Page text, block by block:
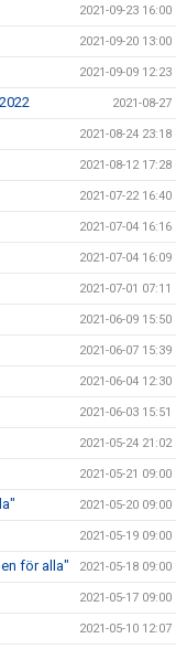
2021-09-23 16:00
2021-09-20 13:00
2021-09-09 12:23
2021-08-27
2021-08-24 23:18
2021-08-12 17:28
2021-07-22 16:40
2021-07-04 16:16
2021-07-04 16:09
2021-07-01 07:11
2021-06-09 15:50
2021-06-07 15:39
2021-06-04 12:30
2021-06-03 15:51
2021-05-24 21:02
2021-05-21 09:00
2021-05-20 09:00
2021-05-19 09:00
för alla" 2021-05-18 09:00
2021-05-17 09:00
2021-05-10 12:07